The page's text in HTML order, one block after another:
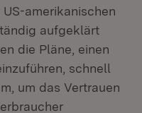
amerikanischen
aufgeklärt
die Pläne, einen
schnell
um das Vertrauen